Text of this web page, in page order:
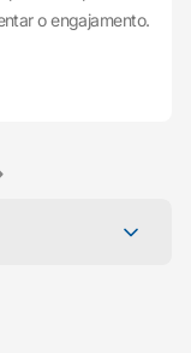
o engajamento.